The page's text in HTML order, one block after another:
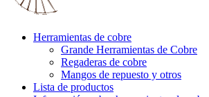
Herramientas de cobre
Grande Herramientas de Cobre
Regaderas de cobre
Mangos de repuesto y otros
Lista de productos